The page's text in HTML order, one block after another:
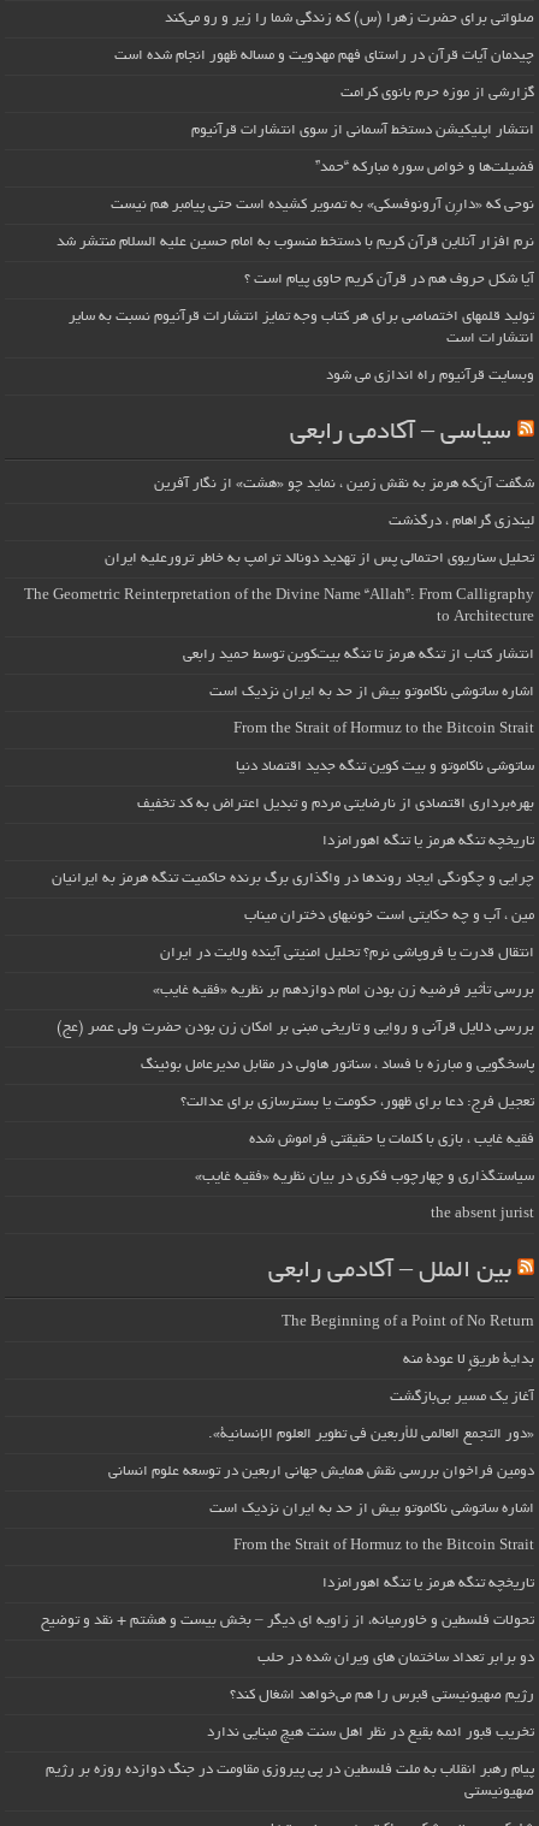
صلواتی برای حضرت زهرا (س) که زندگی شما را زیر و رو می‌کند
چیدمان آیات قرآن در راستای فهم مهدویت و مساله ظهور انجام شده است
گزارشی از موزه حرم بانوی کرامت
انتشار اپلیکیشن دستخط آسمانی از سوی انتشارات قرآنیوم
فضیلت‌ها و خواص سوره مبارکه “حمد”
نوحی که «دارِن آرونوفسکی» به تصویر کشیده است حتی پیامبر هم نیست
نرم افزار آنلاین قرآن کریم با دستخط منسوب به امام حسین علیه السلام منتشر شد
آیا شکل حروف هم در قرآن کریم حاوی پیام است ؟
تولید قلمهای اختصاصی برای هر کتاب وجه تمایز انتشارات قرآنیوم نسبت به سایر
انتشارات است
وبسایت قرآنیوم راه اندازی می شود
سیاسی – آکادمی رابعی
شگفت آن‌که هرمز به نقش زمین ، نماید چو «هشت» از نگار آفرین
لیندزی گراهام ، درگذشت
تحلیل سناریوی احتمالی پس از تهدید دونالد ترامپ به خاطر ترورعلیه ایران
The Geometric Reinterpretation of the Divine Name “Allah”: From Calligraphy
to Architecture
انتشار کتاب از تنگه هرمز تا تنگه بیت‌کوین توسط حمید رابعی
اشاره ساتوشی ناکاموتو بیش از حد به ایران نزدیک است
From the Strait of Hormuz to the Bitcoin Strait
ساتوشی ناکاموتو و بیت کوین تنگه جدید اقتصاد دنیا
بهره‌برداری اقتصادی از نارضایتی مردم و تبدیل اعتراض به کد تخفیف
تاریخچه تنگه هرمز یا تنگه اهورامزدا
چرایی و چگونگی ایجاد روندها در واگذاری برگ برنده حاکمیت تنگه هرمز به ایرانیان
مین ، آب و چه حکایتی است خونبهای دختران میناب
انتقال قدرت یا فروپاشی نرم؟ تحلیل امنیتی آینده ولایت در ایران
بررسی تأثیر فرضیه زن بودن امام دوازدهم بر نظریه «فقیه غایب»
بررسی دلایل قرآنی و روایی و تاریخی مبنی بر امکان زن بودن حضرت ولی عصر (عج)
پاسخگویی و مبارزه با فساد ، سناتور هاولی در مقابل مدیرعامل بوئینگ
تعجیل فرج: دعا برای ظهور، حکومت یا بسترسازی برای عدالت؟
فقیه غایب ، بازی با کلمات یا حقیقتی فراموش شده
سیاستگذاری و چهارچوب فکری در بیان نظریه «فقیه غایب»
the absent jurist
بین الملل – آکادمی رابعی
The Beginning of a Point of No Return
بداية طريقٍ لا عودة منه
آغاز یک مسیر بی‌بازگشت
«دور التجمع العالمي للأربعين في تطوير العلوم الإنسانية».
دومین فراخوان بررسی نقش همایش جهانی اربعین در توسعه علوم انسانی
اشاره ساتوشی ناکاموتو بیش از حد به ایران نزدیک است
From the Strait of Hormuz to the Bitcoin Strait
تاریخچه تنگه هرمز یا تنگه اهورامزدا
تحولات فلسطین و خاورمیانه، از زاویه ای دیگر – بخش بیست و هشتم + نقد و توضیح
دو برابر تعداد ساختمان های ویران شده در حلب
رژیم صهیونیستی قبرس را هم می‌خواهد اشغال کند؟
تخریب قبور ائمه بقیع در نظر اهل سنت هیچ مبنایی ندارد
پیام رهبر انقلاب به ملت فلسطین در پی پیروزی مقاومت در جنگ دوازده روزه بر رژیم
صهیونیستی